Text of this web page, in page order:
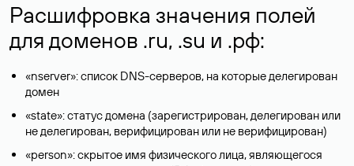
Расшифровка значения полей
для доменов .ru, .su и .рф:
«nserver»: список DNS-серверов, на которые делегирован
домен
«state»: статус домена (зарегистрирован, делегирован или
не делегирован, верифицирован или не верифицирован)
«person»: скрытое имя физического лица, являющегося